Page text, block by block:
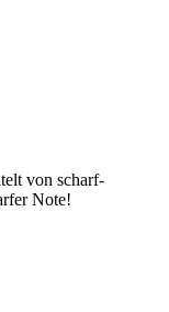
von scharf-
Note!